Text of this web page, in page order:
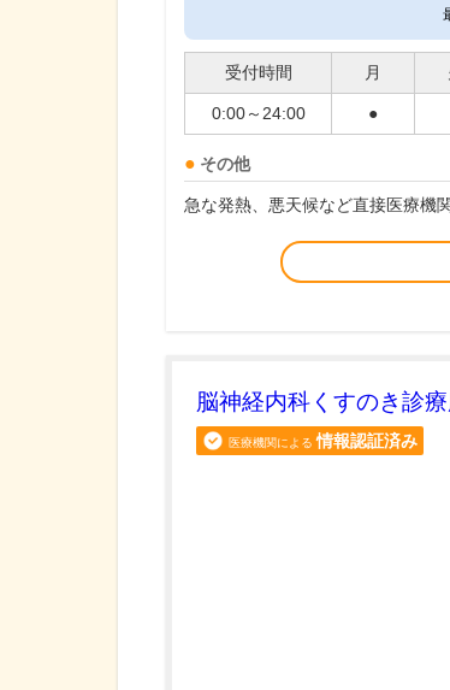
受付時間 月
0:00～24:00 ●
その他
急な発熱、悪天候など直接医療機
脳神経内科くすのき診
医療機関による 情報認証済み